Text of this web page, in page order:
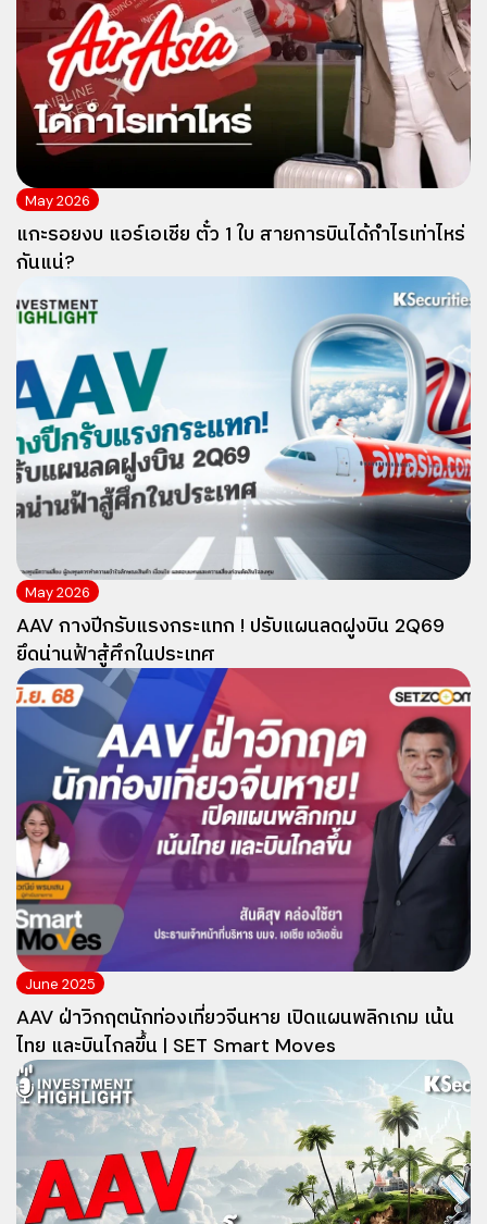
May 2026
แกะรอยงบ แอร์เอเชีย ตั๋ว 1 ใบ สายการบินได้กำไรเท่าไหร่
กันแน่?
May 2026
AAV กางปีกรับแรงกระแทก ! ปรับแผนลดฝูงบิน 2Q69
ยึดน่านฟ้าสู้ศึกในประเทศ
June 2025
AAV ฝ่าวิกฤตนักท่องเที่ยวจีนหาย เปิดแผนพลิกเกม เน้น
ไทย และบินไกลขึ้น | SET Smart Moves